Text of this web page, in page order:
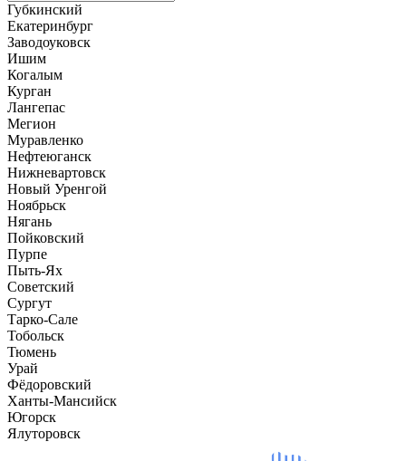
Губкинский
Екатеринбург
Заводоуковск
Ишим
Когалым
Курган
Лангепас
Мегион
Муравленко
Нефтеюганск
Нижневартовск
Новый Уренгой
Ноябрьск
Нягань
Пойковский
Пурпе
Пыть-Ях
Советский
Сургут
Тарко-Сале
Тобольск
Тюмень
Урай
Фёдоровский
Ханты-Мансийск
Югорск
Ялуторовск